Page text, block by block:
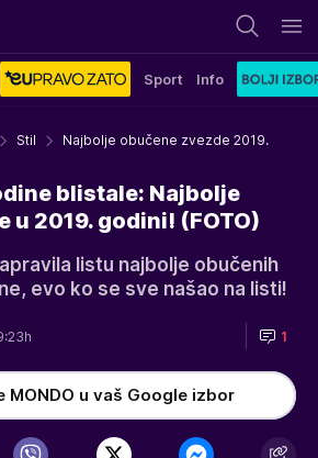
Sport Info
Stil Najbolje obučene zvezde 2019.
blistale: Najbolje
u 2019. godini! (FOTO)
listu najbolje obučenih
evo ko se sve našao na listi!
1
MONDO u vaš Google izbor